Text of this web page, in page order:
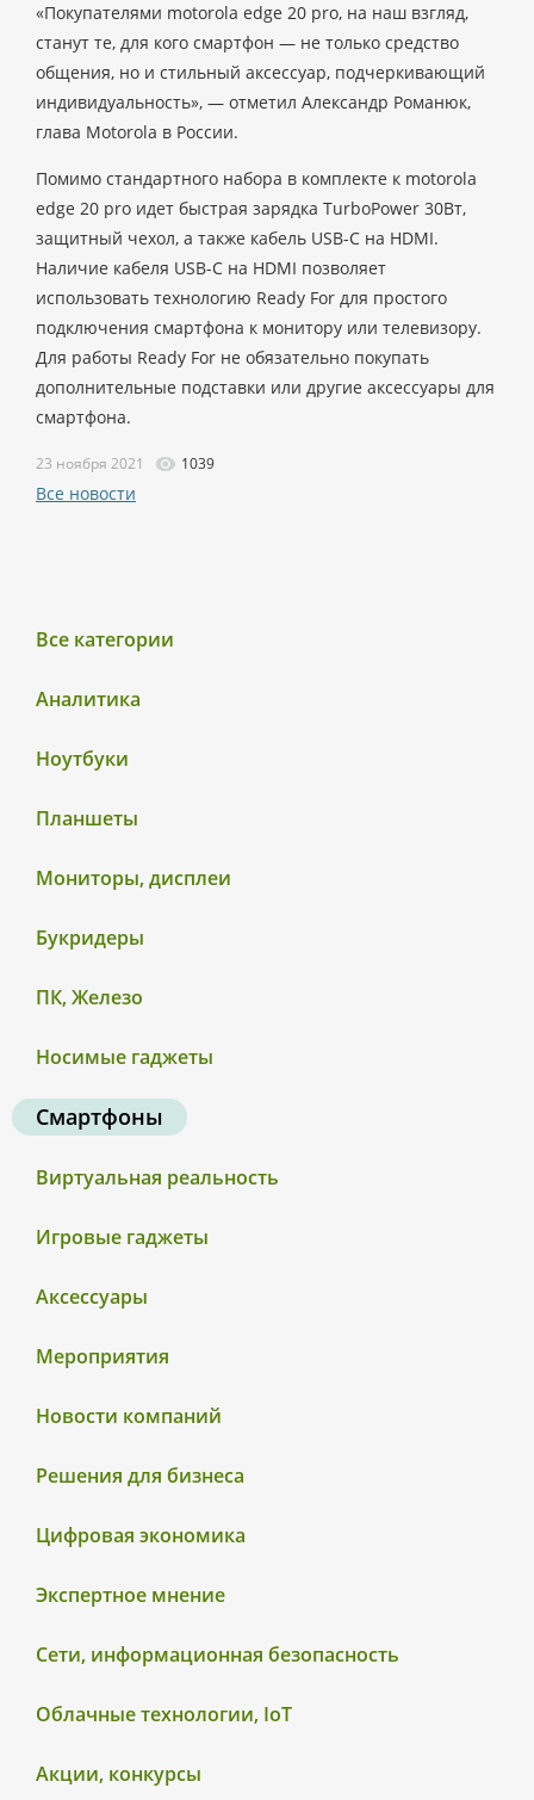
Все категории
Аналитика
Ноутбуки
Планшеты
Мониторы, дисплеи
Букридеры
ПК, Железо
Носимые гаджеты
Смартфоны
Виртуальная реальность
Игровые гаджеты
Аксессуары
Мероприятия
Новости компаний
Решения для бизнеса
Цифровая экономика
Экспертное мнение
Сети, информационная безопасность
Облачные технологии, IoT
Акции, конкурсы
«Покупателями motorola edge 20 pro, на наш взгляд,
станут те, для кого смартфон — не только средство
общения, но и стильный аксессуар, подчеркивающий
индивидуальность», — отметил Александр Романюк,
глава Motorola в России.
Помимо стандартного набора в комплекте к motorola
edge 20 pro идет быстрая зарядка TurboPower 30Вт,
защитный чехол, а также кабель USB-C на HDMI.
Наличие кабеля USB-C на HDMI позволяет
использовать технологию Ready For для простого
подключения смартфона к монитору или телевизору.
Для работы Ready For не обязательно покупать
дополнительные подставки или другие аксессуары для
смартфона.
23 ноября 2021 1039
Все новости